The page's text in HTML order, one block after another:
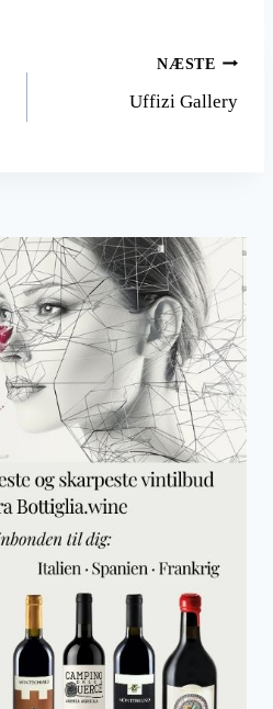
NÆSTE
Uffizi Gallery